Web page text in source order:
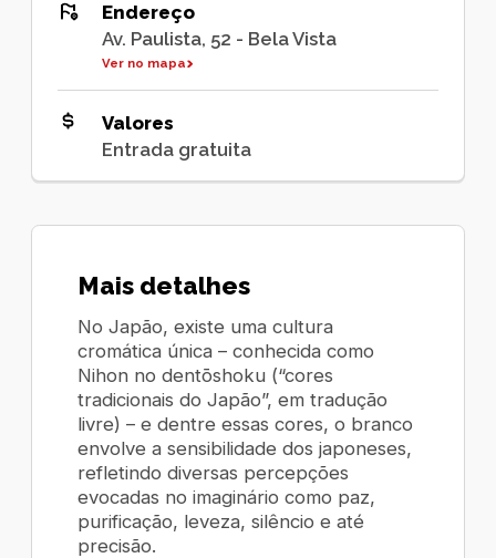
Endereço
Av. Paulista, 52 - Bela Vista
Ver no mapa
Valores
Entrada gratuita
Mais detalhes
No Japão, existe uma cultura
cromática única – conhecida como
Nihon no dentōshoku (“cores
tradicionais do Japão”, em tradução
livre) – e dentre essas cores, o branco
envolve a sensibilidade dos japoneses,
refletindo diversas percepções
evocadas no imaginário como paz,
purificação, leveza, silêncio e até
precisão.